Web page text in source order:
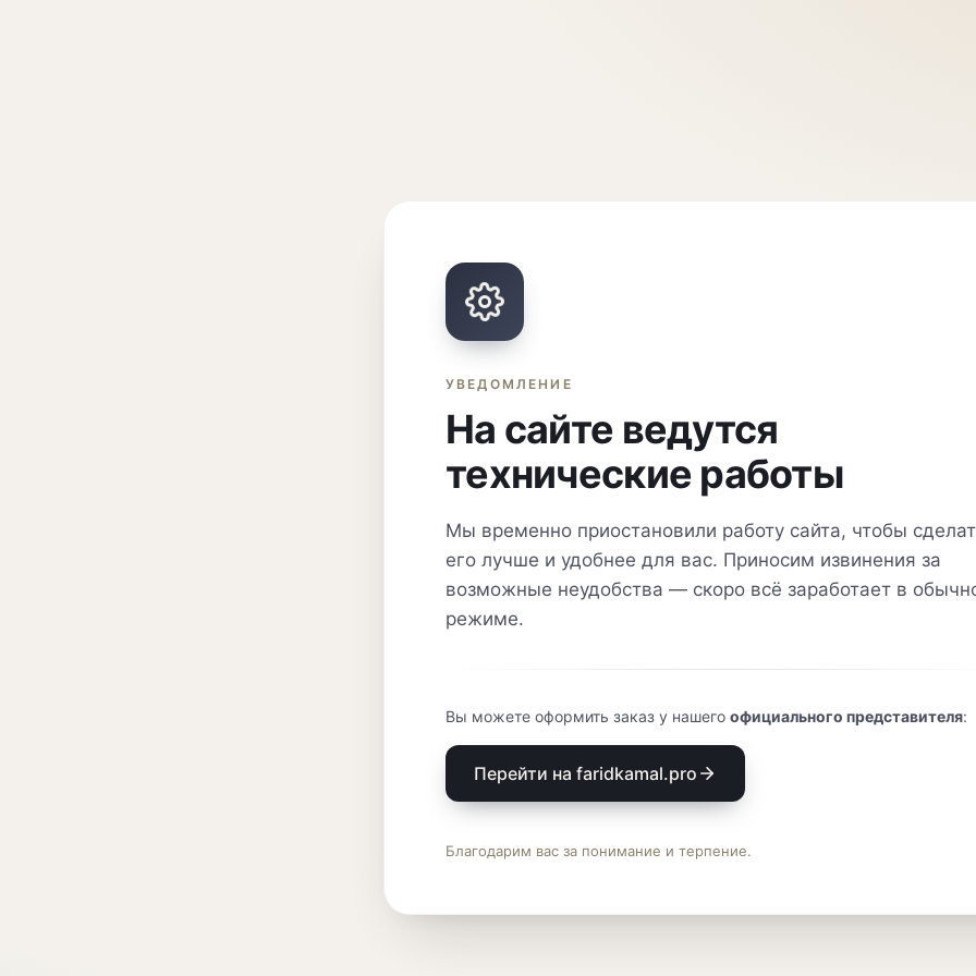
УВЕДОМЛЕНИЕ
На сайте ведутся
технические работы
Мы временно приостановили работу сайта, чтобы
его лучше и удобнее для вас. Приносим извинения за
возможные неудобства — скоро всё заработает в
режиме.
Вы можете оформить заказ у нашего официального представителя:
Перейти на faridkamal.pro
Благодарим вас за понимание и терпение.